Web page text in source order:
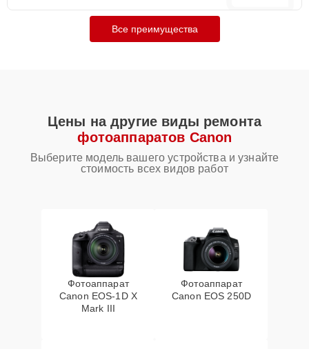
Все преимущества
Цены на другие виды ремонта
фотоаппаратов Canon
Выберите модель вашего устройства и узнайте
стоимость всех видов работ
Фотоаппарат
Canon EOS‑1D X
Mark III
Фотоаппарат
Canon EOS 250D